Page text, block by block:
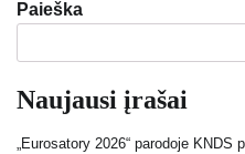
Paieška
Naujausi įrašai
„Eurosatory 2026“ parodoje